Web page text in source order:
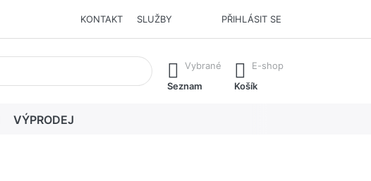
KONTAKT SLUŽBY PŘIHLÁSIT SE
Stisknutím klávesy Enter vyvoláte všechny výsledky.
Vybrané
Seznam
E-shop
Košík
VÝPRODEJ